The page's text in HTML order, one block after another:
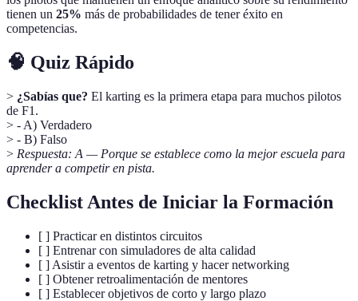
tienen un 25% más de probabilidades de tener éxito en
competencias.
🧠 Quiz Rápido
> ¿Sabías que? El karting es la primera etapa para muchos pilotos
de F1.
> - A) Verdadero
> - B) Falso
> Respuesta: A — Porque se establece como la mejor escuela para
aprender a competir en pista.
Checklist Antes de Iniciar la Formación
[ ] Practicar en distintos circuitos
[ ] Entrenar con simuladores de alta calidad
[ ] Asistir a eventos de karting y hacer networking
[ ] Obtener retroalimentación de mentores
[ ] Establecer objetivos de corto y largo plazo